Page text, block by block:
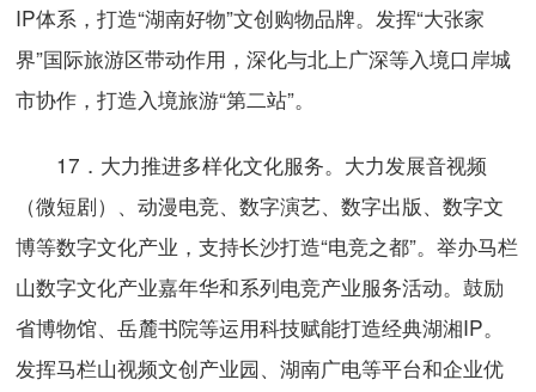
IP体系，打造“湖南好物”文创购物品牌。发挥“大张家
界”国际旅游区带动作用，深化与北上广深等入境口岸城
市协作，打造入境旅游“第二站”。
17．大力推进多样化文化服务。大力发展音视频
（微短剧）、动漫电竞、数字演艺、数字出版、数字文
博等数字文化产业，支持长沙打造“电竞之都”。举办马栏
山数字文化产业嘉年华和系列电竞产业服务活动。鼓励
省博物馆、岳麓书院等运用科技赋能打造经典湖湘IP。
发挥马栏山视频文创产业园、湖南广电等平台和企业优